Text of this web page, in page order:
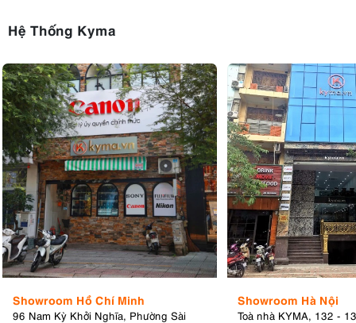
Hệ Thống Kyma
Showroom Hồ Chí Minh
96 Nam Kỳ Khởi Nghĩa, Phường Sài
Showroom Hà Nội
Toà nhà KYMA, 132 -